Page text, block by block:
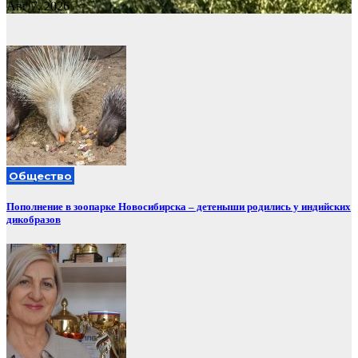
Авг 7, 2026
Общество
Пополнение в зоопарке Новосибирска – детеныши родились у индийских
дикобразов